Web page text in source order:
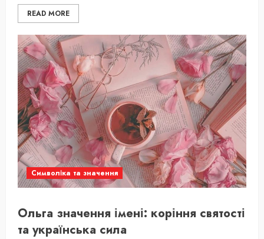
READ MORE
Символіка та значення
Ольга значення імені: коріння святості
та українська сила